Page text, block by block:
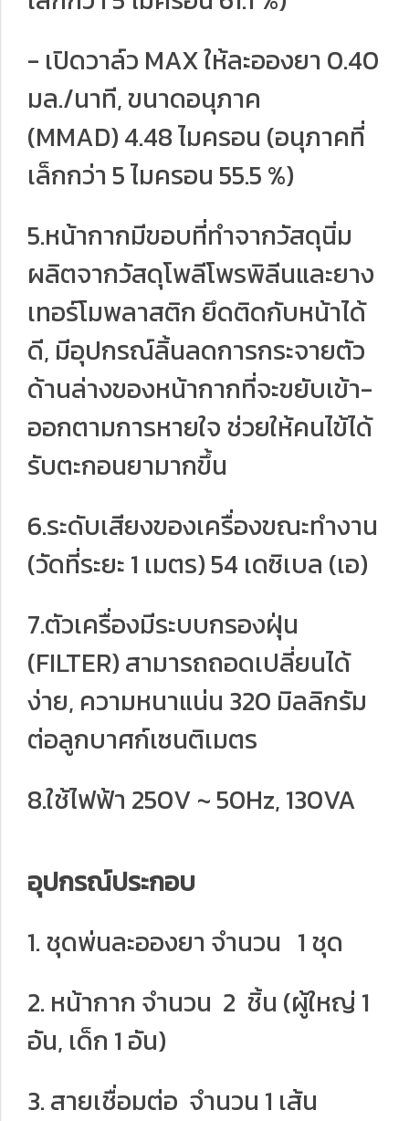
- เปิดวาล์ว MAX ให้ละอองยา 0.40
มล./นาที, ขนาดอนุภาค
(MMAD) 4.48 ไมครอน (อนุภาคที่
เล็กกว่า 5 ไมครอน 55.5 %)
5.หน้ากากมีขอบที่ทำจากวัสดุนิ่ม
ผลิตจากวัสดุโพลีโพรพิลีนและยาง
เทอร์โมพลาสติก ยึดติดกับหน้าได้
ดี, มีอุปกรณ์ลิ้นลดการกระจายตัว
ด้านล่างของหน้ากากที่จะขยับเข้า-
ออกตามการหายใจ ช่วยให้คนไข้ได้
รับตะกอนยามากขึ้น
6.ระดับเสียงของเครื่องขณะทำงาน
(วัดที่ระยะ 1 เมตร) 54 เดซิเบล (เอ)
7.ตัวเครื่องมีระบบกรองฝุ่น
(FILTER) สามารถถอดเปลี่ยนได้
ง่าย, ความหนาแน่น 320 มิลลิกรัม
ต่อลูกบาศก์เซนติเมตร
8.ใช้ไฟฟ้า 250V ~ 50Hz, 130VA
อุปกรณ์ประกอบ
1. ชุดพ่นละอองยา จำนวน 1 ชุด
2. หน้ากาก จำนวน 2 ชิ้น (ผู้ใหญ่ 1
อัน, เด็ก 1 อัน)
3. สายเชื่อมต่อ จำนวน 1 เส้น